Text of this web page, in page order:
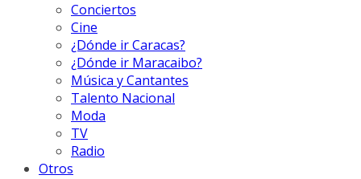
Conciertos
Cine
¿Dónde ir Caracas?
¿Dónde ir Maracaibo?
Música y Cantantes
Talento Nacional
Moda
TV
Radio
Otros